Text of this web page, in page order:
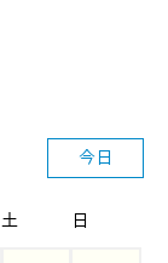
今日
土 日